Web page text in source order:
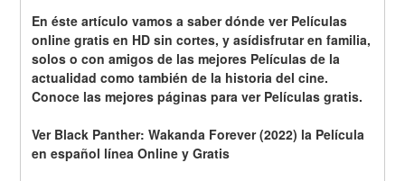
En éste artículo vamos a saber dónde ver Películas
online gratis en HD sin cortes, y asídisfrutar en familia,
solos o con amigos de las mejores Películas de la
actualidad como también de la historia del cine.
Conoce las mejores páginas para ver Películas gratis.
Ver Black Panther: Wakanda Forever (2022) la Película
en español línea Online y Gratis